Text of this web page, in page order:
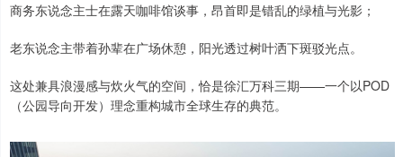
商务东说念主士在露天咖啡馆谈事，昂首即是错乱的绿植与光影；
老东说念主带着孙辈在广场休憩，阳光透过树叶洒下斑驳光点。
这处兼具浪漫感与炊火气的空间，恰是徐汇万科三期——一个以POD
（公园导向开发）理念重构城市全球生存的典范。